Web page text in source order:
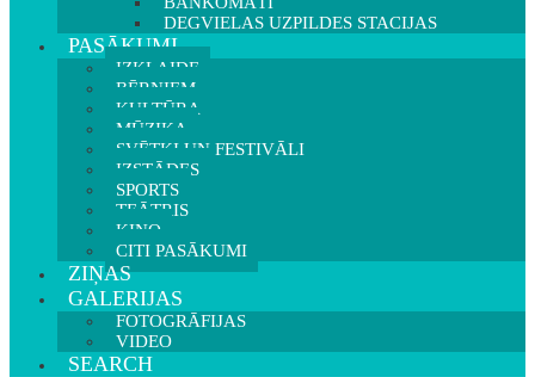
DEGVIELAS UZPILDES STACIJAS
PASĀKUMI
IZKLAIDE
BĒRNIEM
KULTŪRA
MŪZIKA
SVĒTKI UN FESTIVĀLI
IZSTĀDES
SPORTS
TEĀTRIS
KINO
CITI PASĀKUMI
ZIŅAS
GALERIJAS
FOTOGRĀFIJAS
VIDEO
SEARCH